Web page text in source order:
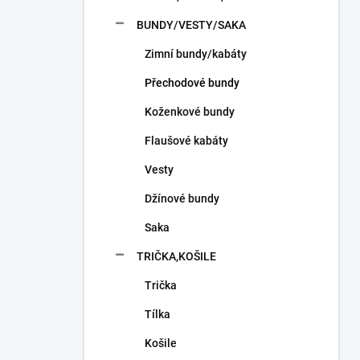
BUNDY/VESTY/SAKA
Zimní bundy/kabáty
Přechodové bundy
Koženkové bundy
Flaušové kabáty
Vesty
Džínové bundy
Saka
TRIČKA,KOŠILE
Trička
Tílka
Košile